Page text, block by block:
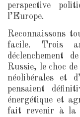
perspective
l’Europe.
Reconnaissons
facile. Trois
déclenchement
Russie, le choc
néolibérales et
pensaient
énergétique et
fait revenir à la